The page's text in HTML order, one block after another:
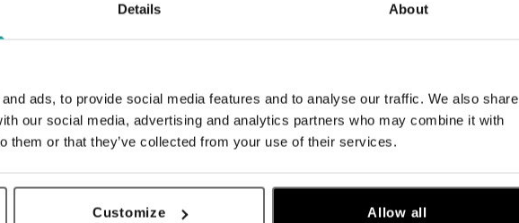
Details About
ads, to provide social media features and to analyse our traffic. We also share
our social media, advertising and analytics partners who may combine it with
them or that they’ve collected from your use of their services.
Customize Allow all